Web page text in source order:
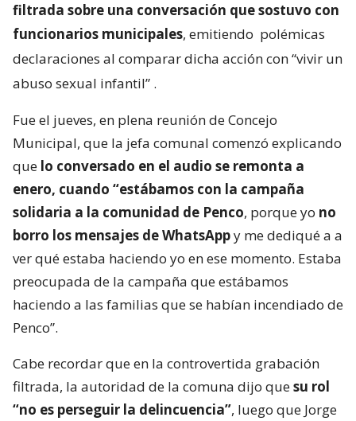
filtrada sobre una conversación que sostuvo con
funcionarios municipales, emitiendo polémicas
declaraciones al comparar dicha acción con “vivir un
abuso sexual infantil” .
Fue el jueves, en plena reunión de Concejo
Municipal, que la jefa comunal comenzó explicando
que lo conversado en el audio se remonta a
enero, cuando “estábamos con la campaña
solidaria a la comunidad de Penco, porque yo no
borro los mensajes de WhatsAppy me dediqué a a
ver qué estaba haciendo yo en ese momento. Estaba
preocupada de la campaña que estábamos
haciendo a las familias que se habían incendiado de
Penco”.
Cabe recordar que en la controvertida grabación
filtrada, la autoridad de la comuna dijo quesu rol
“no es perseguir la delincuencia”, luego que Jorge